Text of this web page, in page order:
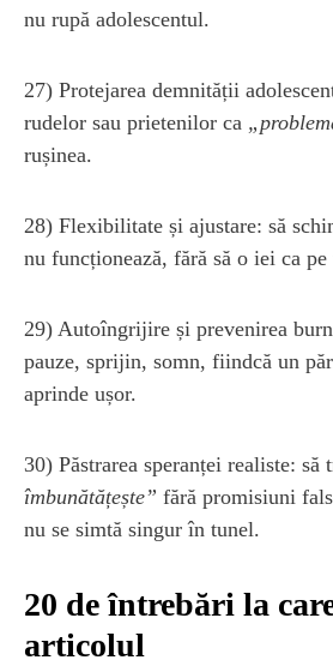
nu rupă adolescentul.
27) Protejarea demnității
rudelor sau prietenilor ca
rușinea.
28) Flexibilitate și ajustare: să
nu funcționează, fără să o iei ca pe
29) Autoîngrijire și prevenirea
pauze, sprijin, somn, fiindcă un
aprinde ușor.
30) Păstrarea speranței realiste: să
îmbunătățește” fără promisiuni
nu se simtă singur în tunel.
20 de întrebări la
articolul